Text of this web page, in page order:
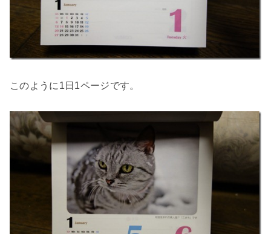
このように1日1ページです。